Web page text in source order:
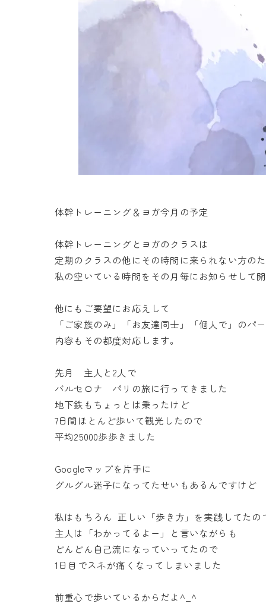
体幹トレーニング＆ヨガ今月の予定
体幹トレーニングとヨガのクラスは
定期のクラスの他にその時間に来られない方の
私の空いている時間をその月毎にお知らせして
他にもご要望にお応えして
「ご家族のみ」「お友達同士」「個人で」のパ
内容もその都度対応します。
先月 主人と2人で
バルセロナ パリの旅に行ってきました
地下鉄もちょっとは乗ったけど
7日間ほとんど歩いて観光したので
平均25000歩歩きました
Googleマップを片手に
グルグル迷子になってたせいもあるんですけど
私はもちろん 正しい「歩き方」を実践してたの
主人は「わかってるよー」と言いながらも
どんどん自己流になっていってたので
1日目でスネが痛くなってしまいました
前重心で歩いているからだよ^_^